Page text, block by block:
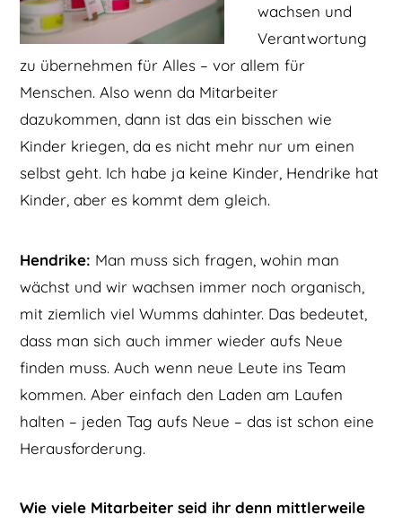
wachsen und
Verantwortung
zu übernehmen für Alles – vor allem für
Menschen. Also wenn da Mitarbeiter
dazukommen, dann ist das ein bisschen wie
Kinder kriegen, da es nicht mehr nur um einen
selbst geht. Ich habe ja keine Kinder, Hendrike hat
Kinder, aber es kommt dem gleich.
Hendrike: Man muss sich fragen, wohin man
wächst und wir wachsen immer noch organisch,
mit ziemlich viel Wumms dahinter. Das bedeutet,
dass man sich auch immer wieder aufs Neue
finden muss. Auch wenn neue Leute ins Team
kommen. Aber einfach den Laden am Laufen
halten – jeden Tag aufs Neue – das ist schon eine
Herausforderung.
Wie viele Mitarbeiter seid ihr denn mittlerweile